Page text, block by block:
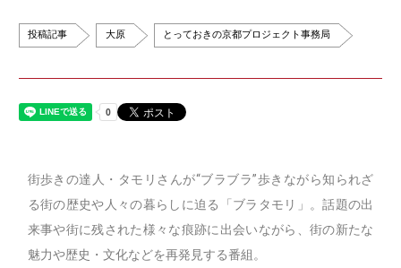
投稿記事 大原 とっておきの京都プロジェクト事務局
街歩きの達人・タモリさんが“ブラブラ”歩きながら知られざ
る街の歴史や人々の暮らしに迫る「ブラタモリ」。話題の出
来事や街に残された様々な痕跡に出会いながら、街の新たな
魅力や歴史・文化などを再発見する番組。